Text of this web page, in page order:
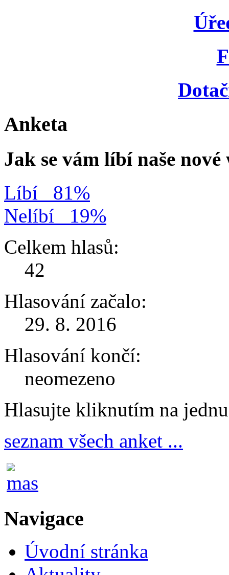
Anketa
Jak se vám líbí naše
Líbí
81%
Nelíbí
19%
Celkem hlasů:
42
Hlasování začalo:
29. 8. 2016
Hlasování končí:
neomezeno
Hlasujte kliknutím na
seznam všech anket ...
Navigace
Úvodní stránka